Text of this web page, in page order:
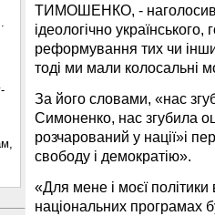
ТИМОШЕНКО, -
ідеологічно
реформування тих чи
тоді ми мали колосальні
За його словами, «нас
Симоненко, нас згубила
розчарований у нації»і
свободу і демократію».
«Для мене і моєї політики
національних програмах